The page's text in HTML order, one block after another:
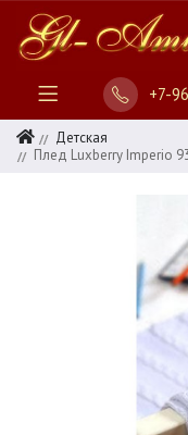
+7-
Детская
Плед Luxberry Imperio